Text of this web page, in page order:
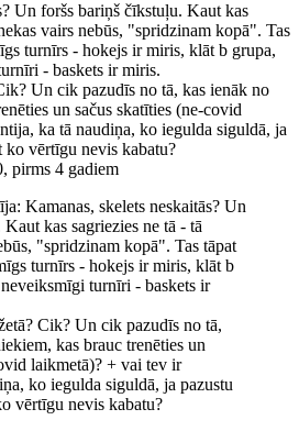
Un foršs bariņš čīkstuļu. Kaut kas
vairs nebūs, "spridzinam kopā". Tas
turnīrs - hokejs ir miris, klāt b grupa,
- baskets ir miris.
Un cik pazudīs no tā, kas ienāk no
un sačus skatīties (ne-covid
ka tā naudiņa, ko iegulda siguldā, ja
ko vērtīgu nevis kabatu?
pirms 4 gadiem
Kamanas, skelets neskaitās? Un
kas sagriezies ne tā - tā
"spridzinam kopā". Tas tāpat
turnīrs - hokejs ir miris, klāt b
turnīri - baskets ir
Cik? Un cik pazudīs no tā,
kas brauc trenēties un
laikmetā)? + vai tev ir
ko iegulda siguldā, ja pazustu
vērtīgu nevis kabatu?